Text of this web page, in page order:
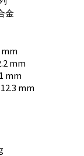
金
mm
mm
mm
mm